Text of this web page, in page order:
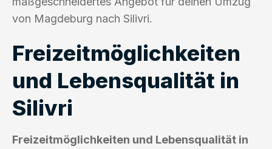
von Magdeburg nach Silivri.
Freizeitmöglichkeiten
und Lebensqualität in
Silivri
Freizeitmöglichkeiten und Lebensqualität in